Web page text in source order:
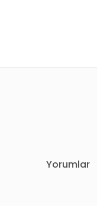
Yorumlar